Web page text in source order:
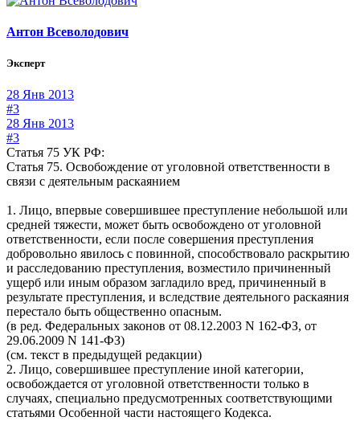
Антон Всеволодович
Эксперт
28 Янв 2013
#3
28 Янв 2013
#3
Статья 75 УК РФ:
Статья 75. Освобождение от уголовной ответственности в
связи с деятельным раскаянием
1. Лицо, впервые совершившее преступление небольшой или
средней тяжести, может быть освобождено от уголовной
ответственности, если после совершения преступления
добровольно явилось с повинной, способствовало раскрытию
и расследованию преступления, возместило причиненный
ущерб или иным образом загладило вред, причиненный в
результате преступления, и вследствие деятельного раскаяния
перестало быть общественно опасным.
(в ред. Федеральных законов от 08.12.2003 N 162-ФЗ, от
29.06.2009 N 141-ФЗ)
(см. текст в предыдущей редакции)
2. Лицо, совершившее преступление иной категории,
освобождается от уголовной ответственности только в
случаях, специально предусмотренных соответствующими
статьями Особенной части настоящего Кодекса.